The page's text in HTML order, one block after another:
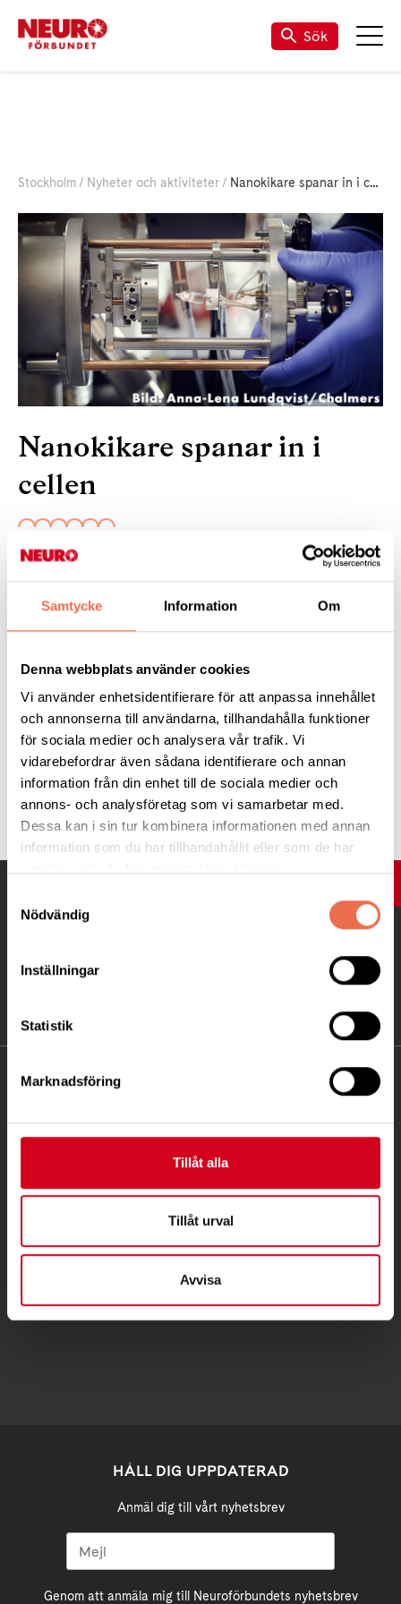
Samtycke Information Om
Denna webbplats använder cookies
Vi använder enhetsidentifierare för att anpassa innehållet
och annonserna till användarna, tillhandahålla funktioner
för sociala medier och analysera vår trafik. Vi
vidarebefordrar även sådana identifierare och annan
information från din enhet till de sociala medier och
annons- och analysföretag som vi samarbetar med.
Dessa kan i sin tur kombinera informationen med annan
information som du har tillhandahållit eller som de har
Nödvändig
Inställningar
Statistik
Marknadsföring
Tillåt alla
Tillåt urval
Avvisa
Sök
Stockholm Nyheter och aktiviteter Nanokikare spanar in i cellen...
Nanokikare spanar in i
cellen
9 februari 2023
tagit fram en metod för att på nanonivå kunna se var i cellerna
skräddarsydda behandlingar.
Läs mer:påforskning.se.
Tipsa
KONTAKT
Besöksadress:
08 - 720 29 40
stockholm@neuro.se
HÅLL DIG UPPDATERAD
Anmäl dig till vårt nyhetsbrev
Genom att anmäla mig till Neuroförbundets nyhetsbrev